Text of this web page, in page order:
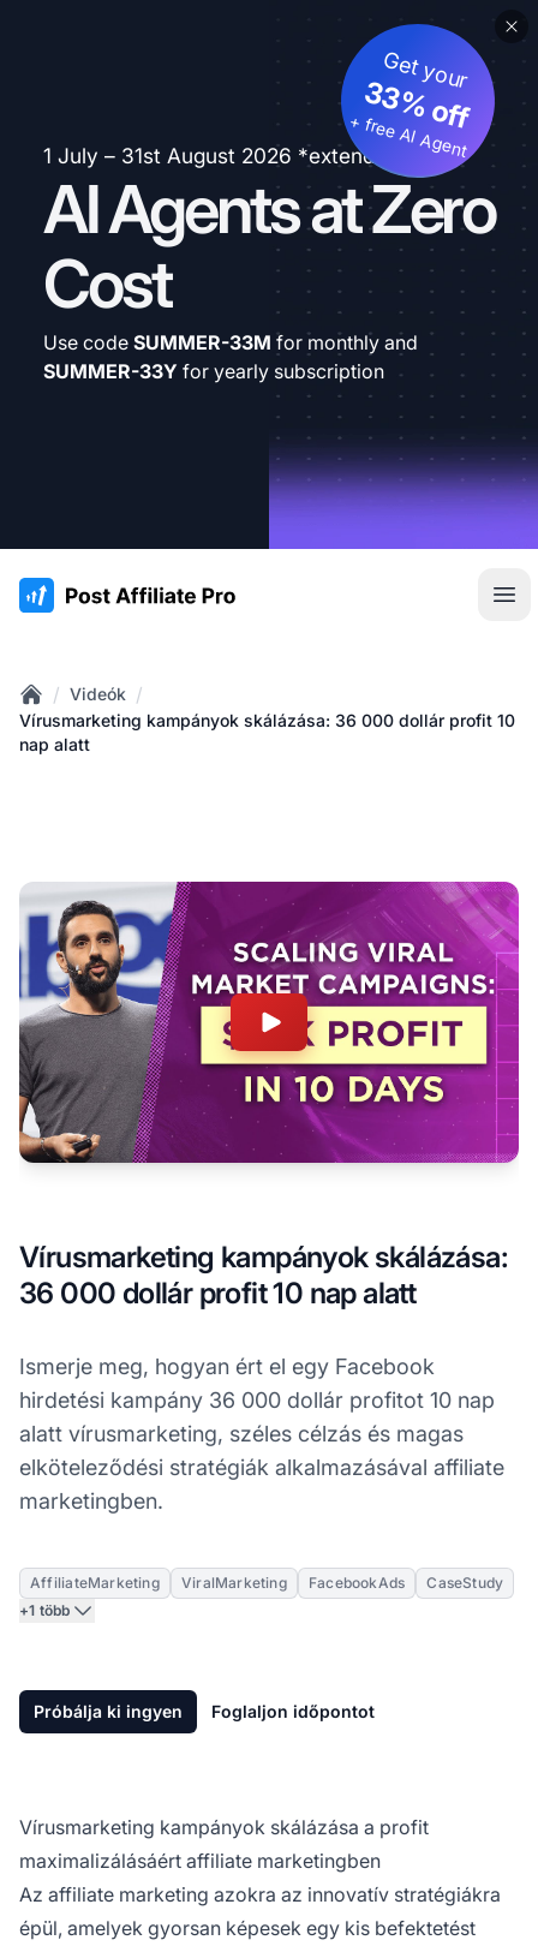
1 July – 31st August 2026 *extended
AI Agents at Zero
Cost
Get your
33% off
+ free AI Agent
Use code SUMMER-33M for monthly and
SUMMER-33Y for yearly subscription
:site.title
Home
/ Videók /
Vírusmarketing kampányok skálázása: 36 000 dollár profit 10
nap alatt
Vírusmarketing kampányok skálázása:
36 000 dollár profit 10 nap alatt
Ismerje meg, hogyan ért el egy Facebook
hirdetési kampány 36 000 dollár profitot 10 nap
alatt vírusmarketing, széles célzás és magas
elköteleződési stratégiák alkalmazásával affiliate
marketingben.
AffiliateMarketing ViralMarketing FacebookAds
CaseStudy
+1 több
Próbálja ki ingyen Foglaljon időpontot
Vírusmarketing kampányok skálázása a profit
maximalizálásáért affiliate marketingben
Az affiliate marketing azokra az innovatív stratégiákra
épül, amelyek gyorsan képesek egy kis befektetést